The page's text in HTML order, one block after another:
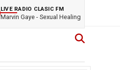
LIVE RADIO CLASIC FM
Marvin Gaye - Sexual Healing